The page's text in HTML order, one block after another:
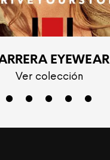
EYEWEAR
Ver colección